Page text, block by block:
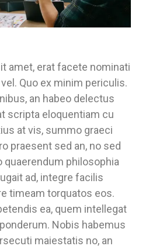
amet, erat facete nominati
Quo ex minim periculis.
an habeo delectus
scripta eloquentiam cu
at vis, summo graeci
praesent sed an, no sed
quaerendum philosophia
ad, integre facilis
timeam torquatos eos.
ea, quem intellegat
Nobis habemus
maiestatis no, an